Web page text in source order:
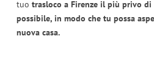
tuo trasloco a Firenze il più privo di
possibile, in modo che tu possa
nuova casa.